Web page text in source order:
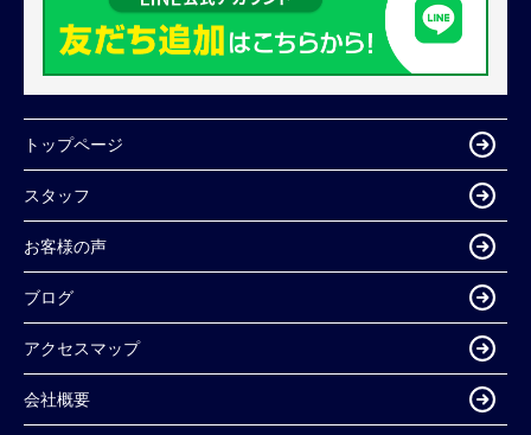
トップページ
スタッフ
お客様の声
ブログ
アクセスマップ
会社概要